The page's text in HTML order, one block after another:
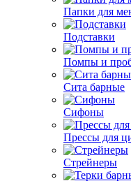
Папки для
Подставки
Помпы и
Сита барные
Сифоны
Прессы для
Стрейнеры